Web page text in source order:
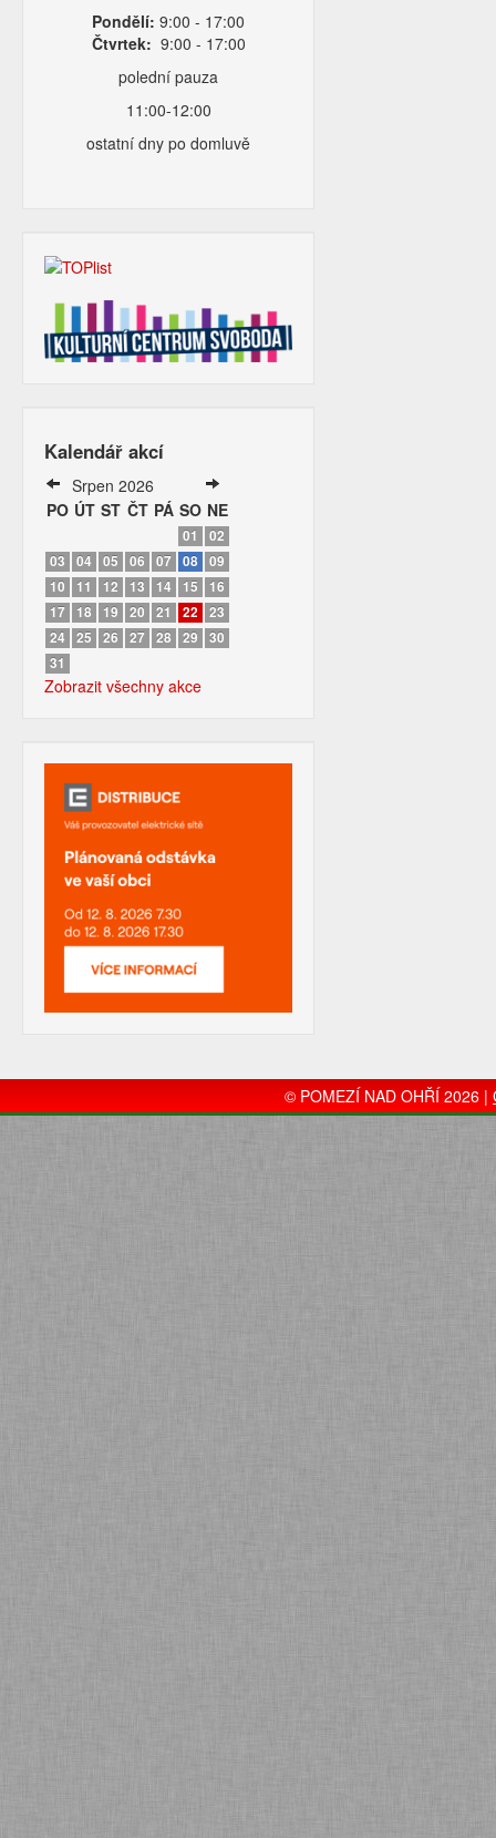
Pondělí: 9:00 - 17:00
Čtvrtek: 9:00 - 17:00
polední pauza
11:00-12:00
ostatní dny po domluvě
Kalendář akcí
Srpen 2026
PO ÚT ST ČT PÁ SO NE
01
02
03
04 05 06 07 08 09
10
11 12 13 14 15
16
17 18 19 20 21 22
23
24
25 26 27 28 29
30
31
Zobrazit všechny akce
© POMEZÍ NAD OHŘÍ 2026 |